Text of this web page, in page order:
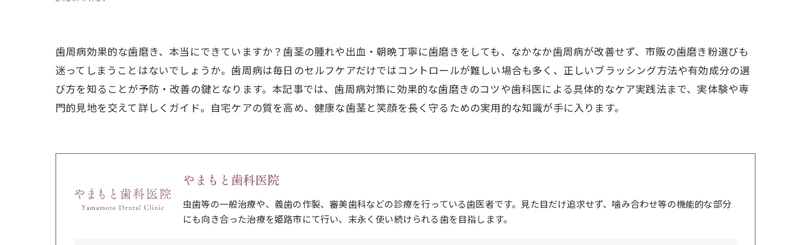
歯周病効果的な歯磨き、本当にできていますか？歯茎の腫れや出血・朝晩丁寧に歯磨きをしても、なかなか歯周病が改善せず、市販の歯磨き粉選びも
迷ってしまうことはないでしょうか。歯周病は毎日のセルフケアだけではコントロールが難しい場合も多く、正しいブラッシング方法や有効成分の選
び方を知ることが予防・改善の鍵となります。本記事では、歯周病対策に効果的な歯磨きのコツや歯科医による具体的なケア実践法まで、実体験や専
門的見地を交えて詳しくガイド。自宅ケアの質を高め、健康な歯茎と笑顔を長く守るための実用的な知識が手に入ります。
やまもと歯科医院
虫歯等の一般治療や、義歯の作製、審美歯科などの診療を行っている歯医者です。見た目だけ追求せず、噛み合わせ等の機能的な部分
にも向き合った治療を姫路市にて行い、末永く使い続けられる歯を目指します。